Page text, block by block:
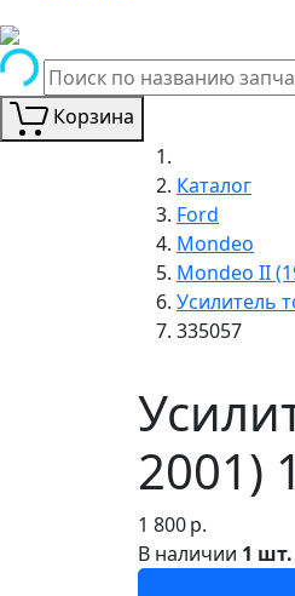
Корзина
Каталог
Ford
Mondeo
Mondeo II
Усилитель
335057
2001)
1 800р.
В наличии 1 шт.